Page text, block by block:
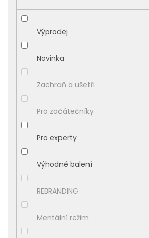
ů
Výprodej
Novinka
Zachraň a ušetři
Pro začátečníky
Pro experty
Výhodné balení
REBRANDING
Mentální režim